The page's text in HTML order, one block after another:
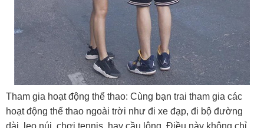
Tham gia hoạt động thể thao: Cùng bạn trai tham gia các
hoạt động thể thao ngoài trời như đi xe đạp, đi bộ đường